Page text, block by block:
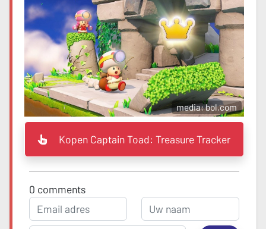
media: bol.com
Kopen Captain Toad: Treasure Tracker
0 comments